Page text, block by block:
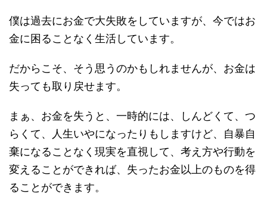
僕は過去にお金で大失敗をしていますが、今ではお
金に困ることなく生活しています。
だからこそ、そう思うのかもしれませんが、お金は
失っても取り戻せます。
まぁ、お金を失うと、一時的には、しんどくて、つ
らくて、人生いやになったりもしますけど、自暴自
棄になることなく現実を直視して、考え方や行動を
変えることができれば、失ったお金以上のものを得
ることができます。